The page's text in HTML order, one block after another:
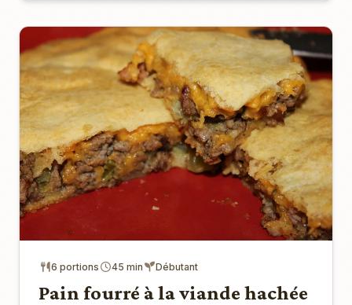
6 portions 45 min Débutant
Pain fourré à la viande hachée